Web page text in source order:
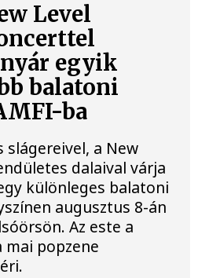
Level
egyik
balatoni
ba
slágereivel, a New
dalaival várja
különleges balatoni
augusztus 8-án
Az este a
mai popzene